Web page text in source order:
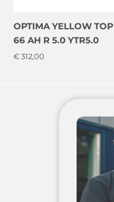
OPTIMA YELLOW TOP
66 AH R 5.0 YTR5.0
€312,00